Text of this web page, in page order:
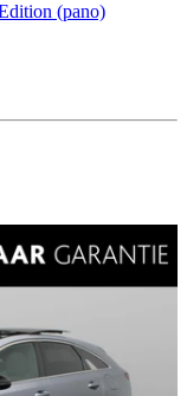
(pano)